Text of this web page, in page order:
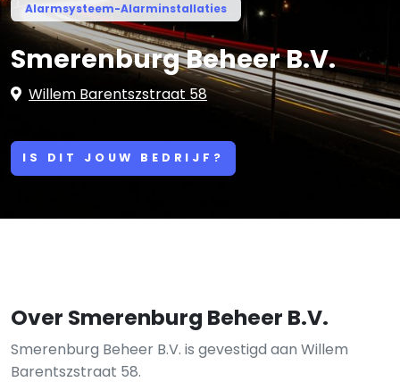
Alarmsysteem-Alarminstallaties
Smerenburg Beheer B.V.
Willem Barentszstraat 58
IS DIT JOUW BEDRIJF?
Over Smerenburg Beheer B.V.
Smerenburg Beheer B.V. is gevestigd aan Willem
Barentszstraat 58.